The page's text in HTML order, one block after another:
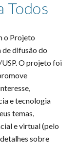
Todos
o Projeto
difusão do
O projeto foi
e tecnologia
temas,
e virtual (pelo
sobre